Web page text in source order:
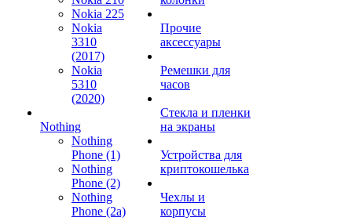
Nokia 225
Nokia
3310
(2017)
Nokia
5310
(2020)
Nothing
Nothing
Phone (1)
Nothing
Phone (2)
Nothing
Phone (2a)
Прочие
аксессуары
Ремешки для
часов
Стекла и пленки
на экраны
Устройства для
криптокошелька
Чехлы и
корпусы